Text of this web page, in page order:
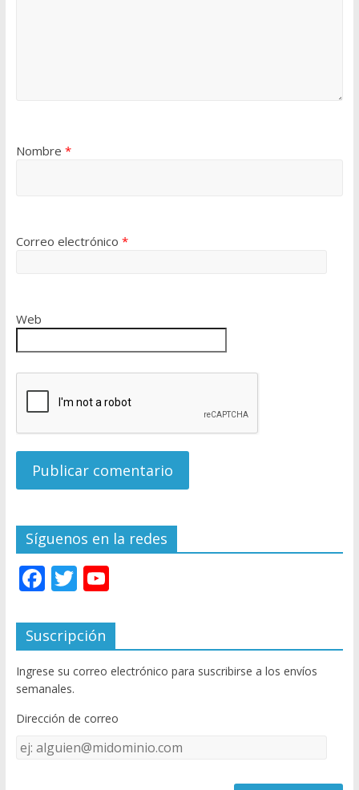
Nombre *
Correo electrónico *
Web
Síguenos en la redes
F
e
b
o
o
k
T
itt
er
Y
u
T
u
e
C
Suscripción
Ingrese su correo electrónico para suscribirse a los envíos
semanales.
Dirección de correo
Dirección